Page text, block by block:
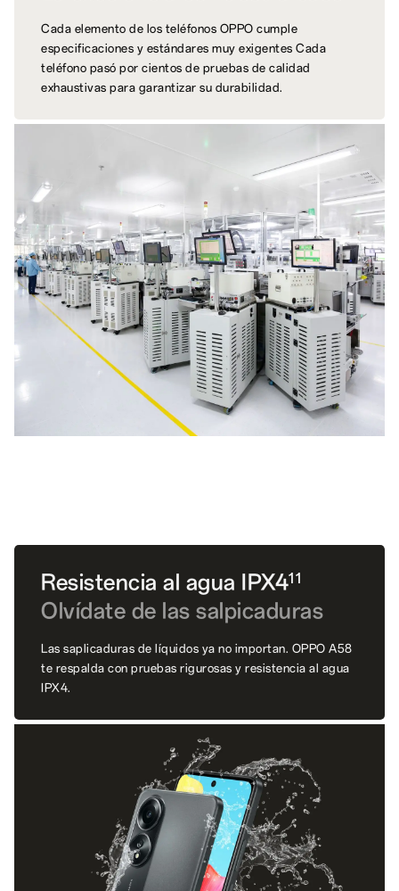
Cada elemento de los teléfonos OPPO cumple
especificaciones y estándares muy exigentes Cada
teléfono pasó por cientos de pruebas de calidad
exhaustivas para garantizar su durabilidad.
Resistencia al agua IPX411
Olvídate de las salpicaduras
Las saplicaduras de líquidos ya no importan. OPPO A58
te respalda con pruebas rigurosas y resistencia al agua
IPX4.